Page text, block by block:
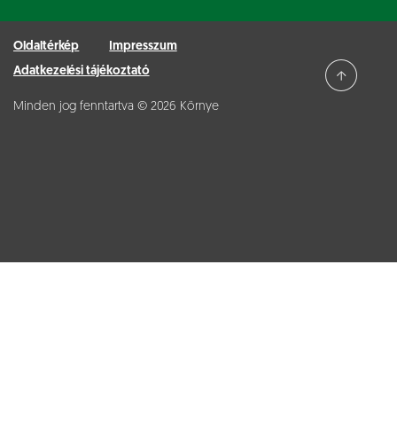
Oldaltérkép
Impresszum
Adatkezelési tájékoztató
Minden jog fenntartva © 2026 Környe